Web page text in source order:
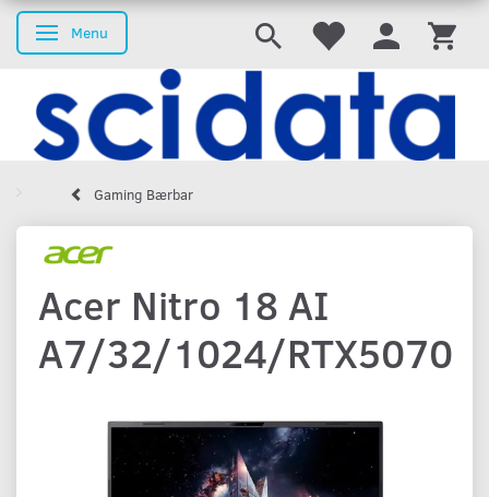
Skifte navigation
Menu
Gaming Bærbar
Acer Nitro 18 AI
A7/32/1024/RTX5070